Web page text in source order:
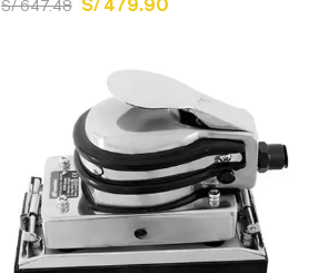
S/ 647.48